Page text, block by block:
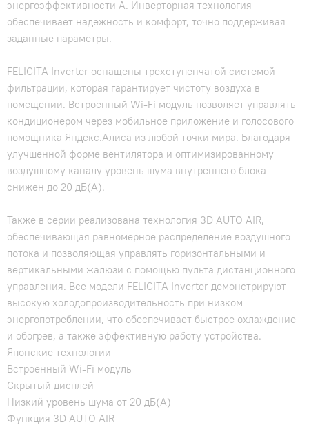
энергоэффективности А. Инверторная технология
обеспечивает надежность и комфорт, точно поддерживая
заданные параметры.
FELICITA Inverter оснащены трехступенчатой системой
фильтрации, которая гарантирует чистоту воздуха в
помещении. Встроенный Wi-Fi модуль позволяет управлять
кондиционером через мобильное приложение и голосового
помощника Яндекс.Алиса из любой точки мира. Благодаря
улучшенной форме вентилятора и оптимизированному
воздушному каналу уровень шума внутреннего блока
снижен до 20 дБ(А).
Также в серии реализована технология 3D AUTO AIR,
обеспечивающая равномерное распределение воздушного
потока и позволяющая управлять горизонтальными и
вертикальными жалюзи с помощью пульта дистанционного
управления. Все модели FELICITA Inverter демонстрируют
высокую холодопроизводительность при низком
энергопотреблении, что обеспечивает быстрое охлаждение
и обогрев, а также эффективную работу устройства.
Японские технологии
Встроенный Wi-Fi модуль
Скрытый дисплей
Низкий уровень шума от 20 дБ(А)
Функция 3D AUTO AIR